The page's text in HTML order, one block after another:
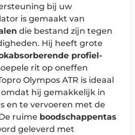
bij uw
is gemaakt van
die bestand zijn tegen
Hij heeft grote
profiel-
rit op oneffen
Olympos ATR is ideaal
hij gemakkelijk in
en te vervoeren met de
ruime boodschappentas
geleverd met